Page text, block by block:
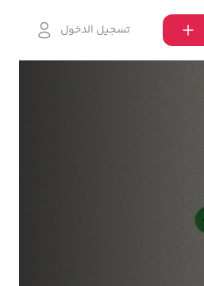
تسجيل الدخول